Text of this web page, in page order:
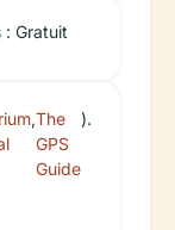
: Gratuit
,The
GPS
Guide
).